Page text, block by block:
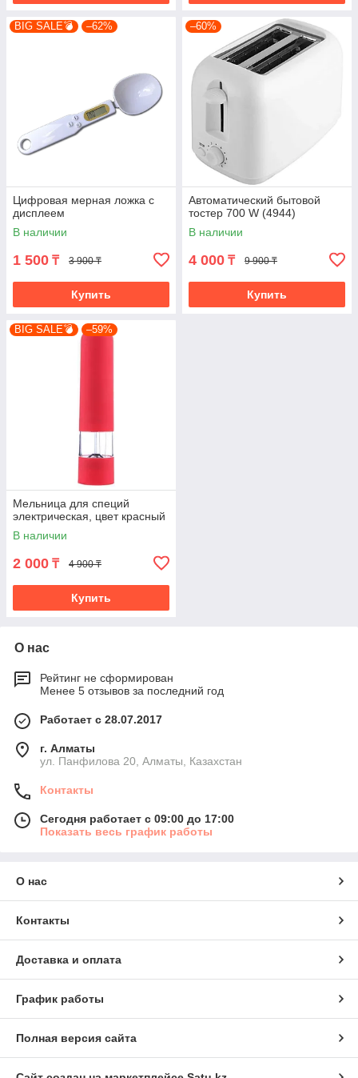
BIG SALE💣 –62%
Цифровая мерная ложка с
дисплеем
В наличии
1 500 ₸ 3 900 ₸
Купить
–60%
Автоматический бытовой
тостер 700 W (4944)
В наличии
4 000 ₸ 9 900 ₸
Купить
BIG SALE💣 –59%
Мельница для специй
электрическая, цвет красный
В наличии
2 000 ₸ 4 900 ₸
Купить
О нас
Рейтинг не сформирован
Менее 5 отзывов за последний год
Работает с 28.07.2017
г. Алматы
ул. Панфилова 20, Алматы, Казахстан
Контакты
Сегодня работает с 09:00 до 17:00
Показать весь график работы
О нас
Контакты
Доставка и оплата
График работы
Полная версия сайта